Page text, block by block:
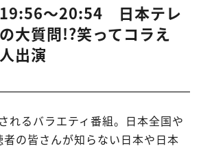
～20:54 日本テレ
大質問!?笑ってコラえ
出演
れるバラエティ番組。日本全国や
の皆さんが知らない日本や日本